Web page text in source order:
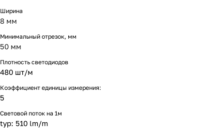
Ширина
8 мм
Минимальный отрезок, мм
50 мм
Плотность светодиодов
480 шт/м
Коэффициент единицы измерения:
5
Световой поток на 1м
typ: 510 lm/m